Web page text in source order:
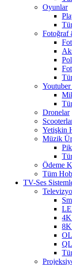
Oyunlar
Fotoğraf
Youtuber
Dronelar
Yetişkin
Müzik
Ödeme
Tüm
TV-Ses